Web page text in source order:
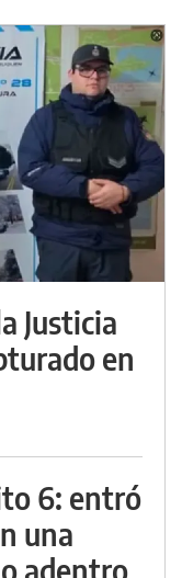
Justicia
en
6: entró
una
adentro